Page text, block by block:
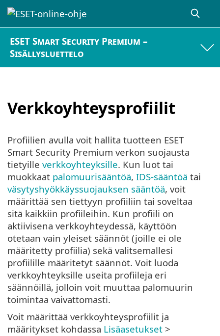
ESET Smart Security Premium –
Sisällysluettelo
Verkkoyhteysprofiilit
Profiilien avulla voit hallita tuotteen ESET
Smart Security Premium verkon suojausta
tietyille verkkoyhteyksille. Kun luot tai
muokkaat palomuurisääntöä, IDS-sääntöä tai
väsytyshyökkäyssuojauksen sääntöä, voit
määrittää sen tiettyyn profiiliin tai soveltaa
sitä kaikkiin profiileihin. Kun profiili on
aktiivisena verkkoyhteydessä, käyttöön
otetaan vain yleiset säännöt (joille ei ole
määritetty profiilia) sekä valitsemallesi
profiilille määritetyt säännöt. Voit luoda
verkkoyhteyksille useita profiileja eri
säännöillä, jolloin voit muuttaa palomuurin
toimintaa vaivattomasti.
Voit määrittää verkkoyhteysprofiilit ja
määritykset kohdassa Lisäasetukset >